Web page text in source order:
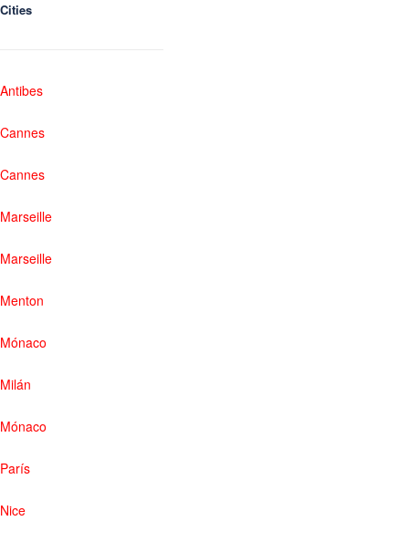
Cities
Antibes
Cannes
Cannes
Marseille
Marseille
Menton
Mónaco
Milán
Mónaco
París
Nice